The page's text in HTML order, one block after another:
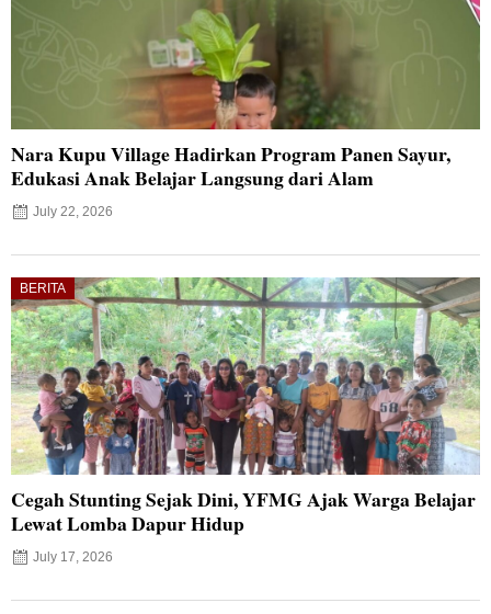
Nara Kupu Village Hadirkan Program Panen Sayur,
Edukasi Anak Belajar Langsung dari Alam
July 22, 2026
BERITA
Cegah Stunting Sejak Dini, YFMG Ajak Warga Belajar
Lewat Lomba Dapur Hidup
July 17, 2026